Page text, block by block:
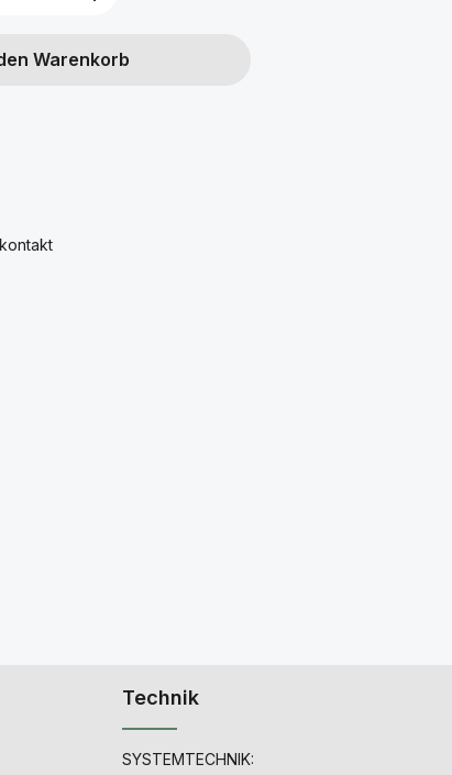
Warenkorb
erfahren
Technik
SYSTEMTECHNIK: